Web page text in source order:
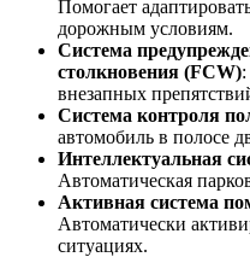
Помогает
дорожным условиям.
Система
столкновения (FCW)
внезапных
Система контроля
автомобиль в полосе
Интеллектуальная
Автоматическая
Активная система
Автоматически
ситуациях.